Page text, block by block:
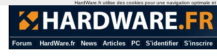
Forum HardWare.fr News Articles PC S'identifier S'inscrire
HardWare.fr utilise des cookies pour une navigation optimale